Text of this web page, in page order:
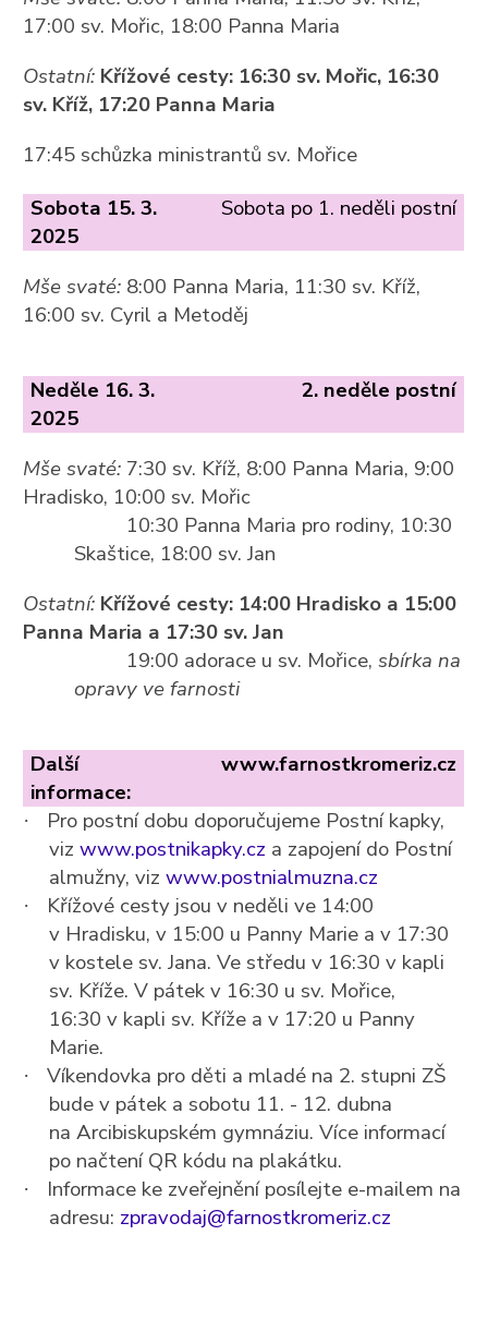
17:00 sv. Mořic, 18:00 Panna Maria
Ostatní: Křížové cesty: 16:30 sv. Mořic, 16:30
sv. Kříž, 17:20 Panna Maria
17:45 schůzka ministrantů sv. Mořice
Sobota 15. 3.
2025
Sobota po 1. neděli postní
Mše svaté: 8:00 Panna Maria, 11:30 sv. Kříž,
16:00 sv. Cyril a Metoděj
Neděle 16. 3.
2025
2. neděle postní
Mše svaté: 7:30 sv. Kříž, 8:00 Panna Maria, 9:00
Hradisko, 10:00 sv. Mořic
10:30 Panna Maria pro rodiny, 10:30
Skaštice, 18:00 sv. Jan
Ostatní: Křížové cesty: 14:00 Hradisko a 15:00
Panna Maria a 17:30 sv. Jan
19:00 adorace u sv. Mořice, sbírka na
opravy ve farnosti
Další
informace:
www.farnostkromeriz.cz
·
Pro postní dobu doporučujeme Postní kapky,
vizwww.postnikapky.cz a zapojení do Postní
almužny, vizwww.postnialmuzna.cz
·
Křížové cesty jsou v neděli ve 14:00
v Hradisku, v 15:00 u Panny Marie a v 17:30
v kostele sv. Jana. Ve středu v 16:30 v kapli
sv. Kříže. V pátek v 16:30 u sv. Mořice,
16:30 v kapli sv. Kříže a v 17:20 u Panny
Marie.
·
Víkendovka pro děti a mladé na 2. stupni ZŠ
bude v pátek a sobotu 11. - 12. dubna
na Arcibiskupském gymnáziu. Více informací
po načtení QR kódu na plakátku.
·
Informace ke zveřejnění posílejte e-mailem na
adresu: zpravodaj@farnostkromeriz.cz